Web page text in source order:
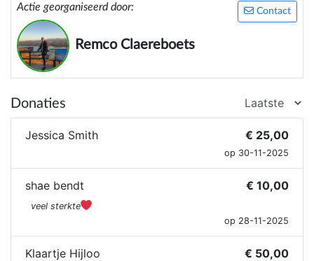
Contact
Actie georganiseerd door:
Remco Claereboets
Donaties
Jessica Smith € 25,00
op 30-11-2025
shae bendt € 10,00
veel sterkte
op 28-11-2025
Klaartje Hijloo € 50,00